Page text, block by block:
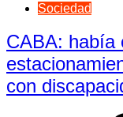
Sociedad
CABA: había
con